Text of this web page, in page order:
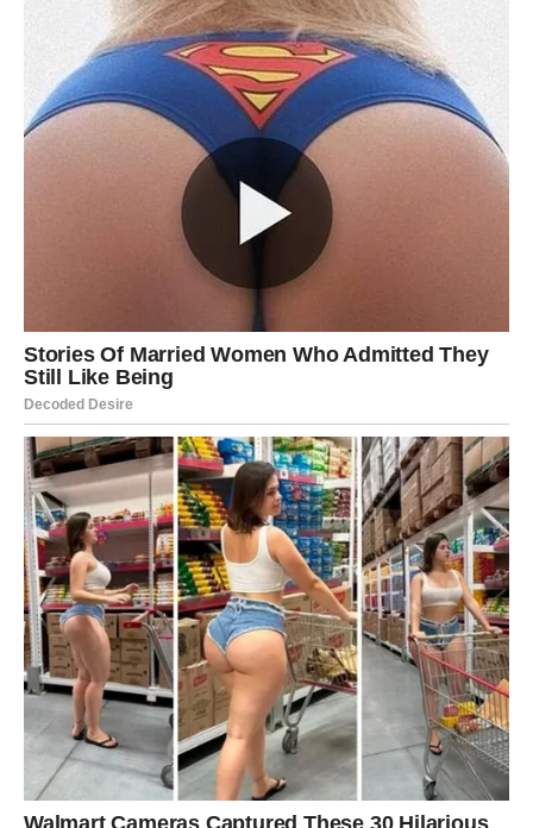
Najviše će to osjetitiBlizanci, Škorpije i Vodolije, dok će
Rakovi, Vage i Jarčevi
uživati u najljepšim ljubavnim
vibracijama dana.
Ponekad je dovoljan jedan pogled, jedna poruka ili jedna
uspomena da probudi osjećaje za koje smo vjerovali da
su zauvijek ugašeni. Upravo takve trenutke donosi ovaj